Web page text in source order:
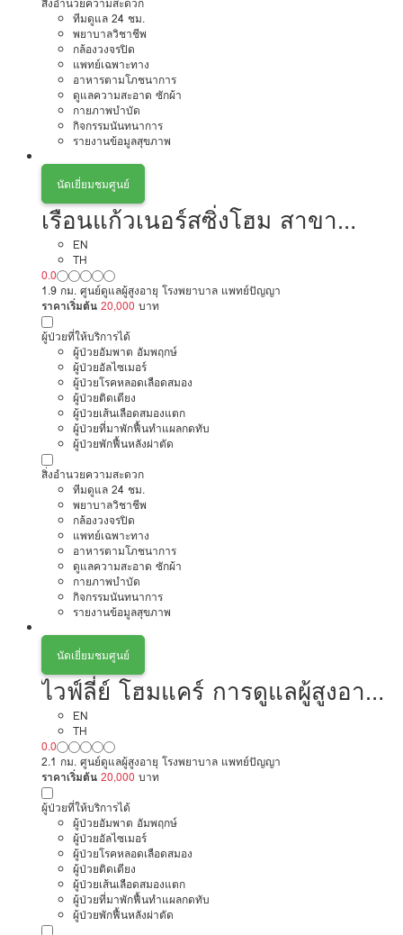
ทีมดูแล 24 ชม.
พยาบาลวิชาชีพ
กล้องวงจรปิด
แพทย์เฉพาะทาง
อาหารตามโภชนาการ
ดูแลความสะอาด ซักผ้า
กายภาพบำบัด
กิจกรรมนันทนาการ
รายงานข้อมูลสุขภาพ
นัดเยี่ยมชมศูนย์
เรือนแก้วเนอร์สซิ่งโฮม สาขา
รามคำแหงซอย 21
EN
TH
0.0
1.9 กม. ศูนย์ดูแลผู้สูงอายุ โรงพยาบาล แพทย์ปัญญา
ราคาเริ่มต้น 20,000 บาท
ผู้ป่วยที่ให้บริการได้
ผู้ป่วยอัมพาต อัมพฤกษ์
ผู้ป่วยอัลไซเมอร์
ผู้ป่วยโรคหลอดเลือดสมอง
ผู้ป่วยติดเตียง
ผู้ป่วยเส้นเลือดสมองแตก
ผู้ป่วยที่มาพักฟื้นทำแผลกดทับ
ผู้ป่วยพักฟื้นหลังผ่าตัด
สิ่งอำนวยความสะดวก
ทีมดูแล 24 ชม.
พยาบาลวิชาชีพ
กล้องวงจรปิด
แพทย์เฉพาะทาง
อาหารตามโภชนาการ
ดูแลความสะอาด ซักผ้า
กายภาพบำบัด
กิจกรรมนันทนาการ
รายงานข้อมูลสุขภาพ
นัดเยี่ยมชมศูนย์
ไวฟ์ลี่ย์ โฮมแคร์ การดูแลผู้สูงอายุ
หรือผู้มีภาวะพึ่งพิง
EN
TH
0.0
2.1 กม. ศูนย์ดูแลผู้สูงอายุ โรงพยาบาล แพทย์ปัญญา
ราคาเริ่มต้น 20,000 บาท
ผู้ป่วยที่ให้บริการได้
ผู้ป่วยอัมพาต อัมพฤกษ์
ผู้ป่วยอัลไซเมอร์
ผู้ป่วยโรคหลอดเลือดสมอง
ผู้ป่วยติดเตียง
ผู้ป่วยเส้นเลือดสมองแตก
ผู้ป่วยที่มาพักฟื้นทำแผลกดทับ
ผู้ป่วยพักฟื้นหลังผ่าตัด